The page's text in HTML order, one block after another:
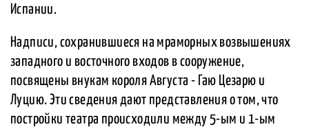
Испании.
Надписи, сохранившиеся на мраморных возвышениях
западного и восточного входов в сооружение,
посвящены внукам короля Августа - Гаю Цезарю и
Луцию. Эти сведения дают представления о том, что
постройки театра происходили между 5-ым и 1-ым